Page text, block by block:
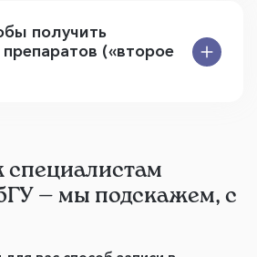
получить
(«второе
специалистам
— мы подскажем, с